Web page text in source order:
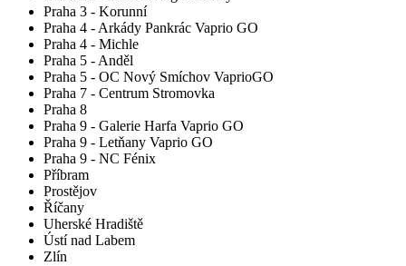
Praha 3 - Korunní
Praha 4 - Arkády Pankrác Vaprio GO
Praha 4 - Michle
Praha 5 - Anděl
Praha 5 - OC Nový Smíchov VaprioGO
Praha 7 - Centrum Stromovka
Praha 8
Praha 9 - Galerie Harfa Vaprio GO
Praha 9 - Letňany Vaprio GO
Praha 9 - NC Fénix
Příbram
Prostějov
Říčany
Uherské Hradiště
Ústí nad Labem
Zlín